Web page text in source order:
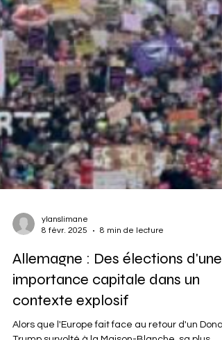
ylanslimane
8 févr. 2025
8 min de lecture
Allemagne : Des élections d'une
importance capitale dans un